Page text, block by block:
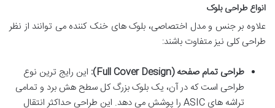
انواع طراحی بلوک
علاوه بر جنس و مدل اختصاصی، بلوک های خنک کننده می توانند از نظر
طراحی کلی نیز متفاوت باشند:
طراحی تمام صفحه (Full Cover Design):
این رایج ترین نوع
طراحی است که در آن، یک بلوک بزرگ کل سطح هش برد و تمامی
تراشه های ASIC را پوشش می دهد. این طراحی حداکثر انتقال